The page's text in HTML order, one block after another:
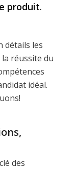
produit.
détails les
réussite du
idéal.
des